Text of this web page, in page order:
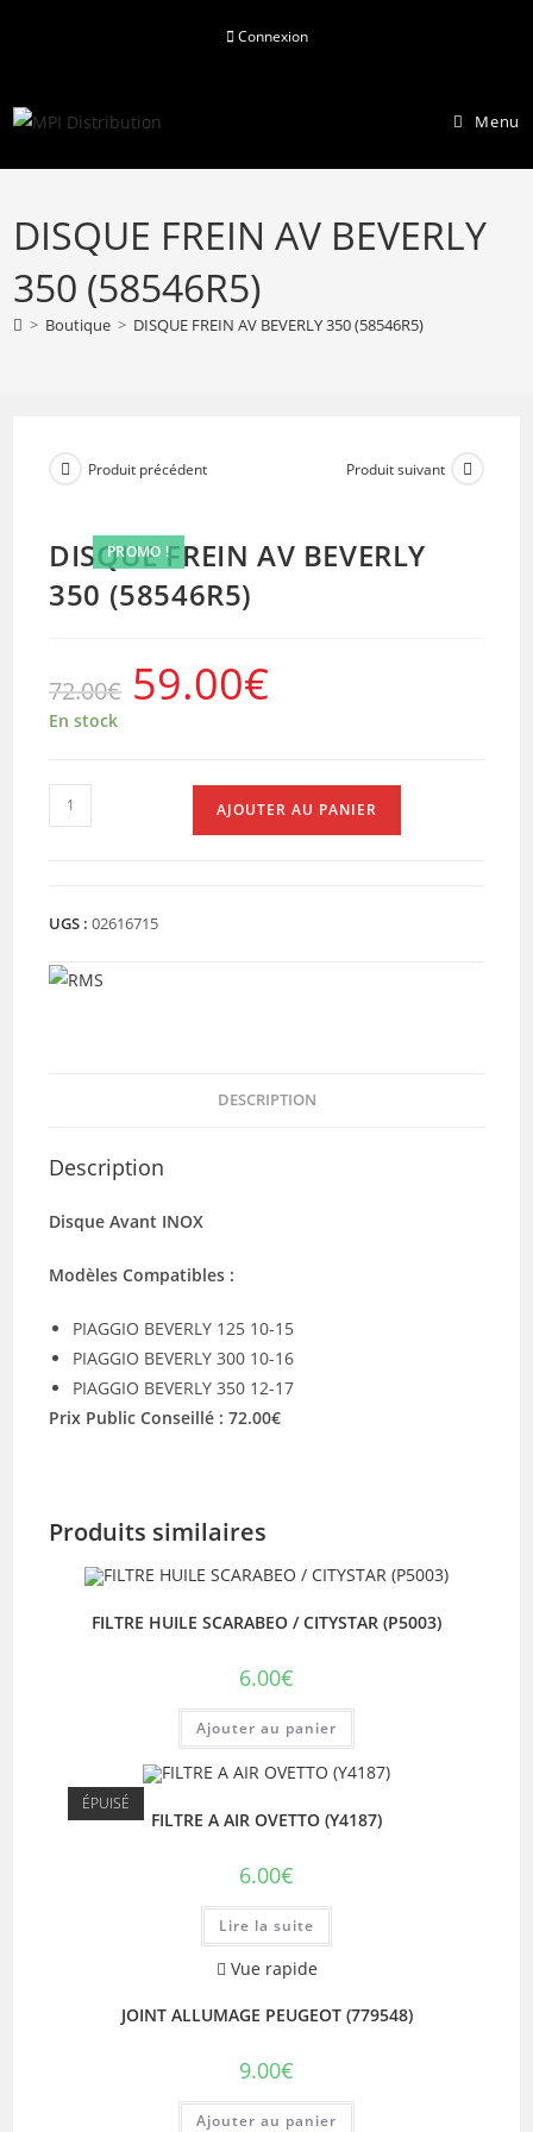
Connexion
Menu
DISQUE FREIN AV BEVERLY
350 (58546R5)
> Boutique > DISQUE FREIN AV BEVERLY 350 (58546R5)
PROMO !
Produit précédent Produit suivant
DISQUE FREIN AV BEVERLY
350 (58546R5)
72.00€
Le
prix
initial
59.00€Le
En stock
quantité
de
AV
350
AJOUTER AU PANIER
UGS :02616715
DESCRIPTION
Description
Disque Avant INOX
Modèles Compatibles :
PIAGGIO BEVERLY 125 10-15
PIAGGIO BEVERLY 300 10-16
PIAGGIO BEVERLY 350 12-17
Prix Public Conseillé : 72.00€
Produits similaires
FILTRE HUILE SCARABEO / CITYSTAR (P5003)
6.00€
Ajouter au panier
ÉPUISÉ
FILTRE A AIR OVETTO (Y4187)
6.00€
Lire la suite
Vue rapide
JOINT ALLUMAGE PEUGEOT (779548)
9.00€
Ajouter au panier